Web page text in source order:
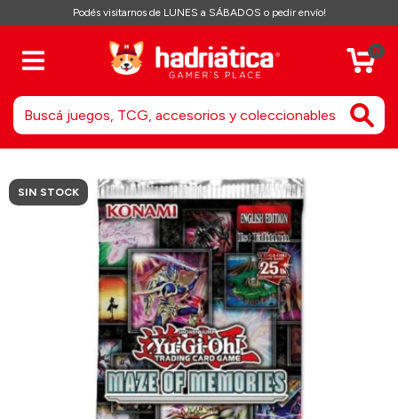
Podés visitarnos de LUNES a SÁBADOS o pedir envío!
0
SIN STOCK